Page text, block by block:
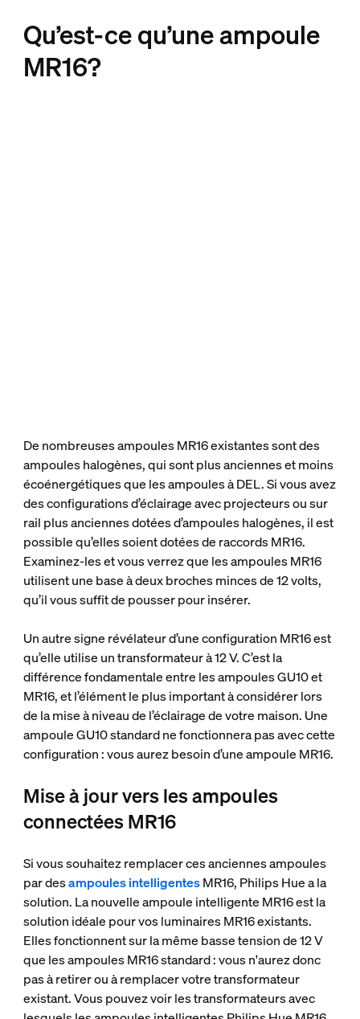
Qu’est-ce qu’une ampoule
MR16?
De nombreuses ampoules MR16 existantes sont des
ampoules halogènes, qui sont plus anciennes et moins
écoénergétiques que les ampoules à DEL. Si vous avez
des configurations d’éclairage avec projecteurs ou sur
rail plus anciennes dotées d’ampoules halogènes, il est
possible qu’elles soient dotées de raccords MR16.
Examinez-les et vous verrez que les ampoules MR16
utilisent une base à deux broches minces de 12 volts,
qu’il vous suffit de pousser pour insérer.
Un autre signe révélateur d’une configuration MR16 est
qu’elle utilise un transformateur à 12 V. C’est la
différence fondamentale entre les ampoules GU10 et
MR16, et l’élément le plus important à considérer lors
de la mise à niveau de l’éclairage de votre maison. Une
ampoule GU10 standard ne fonctionnera pas avec cette
configuration : vous aurez besoin d’une ampoule MR16.
Mise à jour vers les ampoules
connectées MR16
Si vous souhaitez remplacer ces anciennes ampoules
par desampoules intelligentesMR16, Philips Hue a la
solution. La nouvelle ampoule intelligente MR16 est la
solution idéale pour vos luminaires MR16 existants.
Elles fonctionnent sur la même basse tension de 12 V
que les ampoules MR16 standard : vous n'aurez donc
pas à retirer ou à remplacer votre transformateur
existant. Vous pouvez voir les transformateurs avec